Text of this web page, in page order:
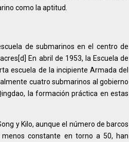
como la aptitud.
de submarinos en el centro de
En abril de 1953, la Escuela de
escuela de la incipiente Armada del
cuatro submarinos al gobierno
la formación práctica en estas
y Kilo, aunque el número de barcos
constante en torno a 50, han